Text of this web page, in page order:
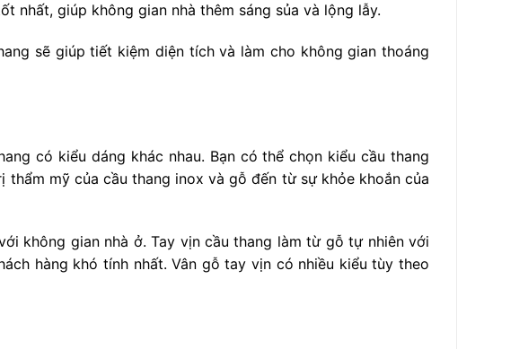
nhất, giúp không gian nhà thêm sáng sủa và lộng lẫy.
sẽ giúp tiết kiệm diện tích và làm cho không gian thoáng
có kiểu dáng khác nhau. Bạn có thể chọn kiểu cầu thang
mỹ của cầu thang inox và gỗ đến từ sự khỏe khoắn của
không gian nhà ở. Tay vịn cầu thang làm từ gỗ tự nhiên với
hàng khó tính nhất. Vân gỗ tay vịn có nhiều kiểu tùy theo